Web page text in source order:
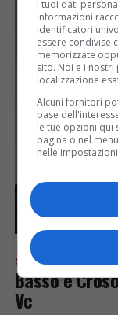
SENZA CATEGORIA
Basso e
Vc
I tuoi dati
informazioni
identificatori
essere condivise
memorizzate
sito. Noi e i
localizzazione
Alcuni fornitori
base
le tue opzioni qui
pagina o nel
nelle